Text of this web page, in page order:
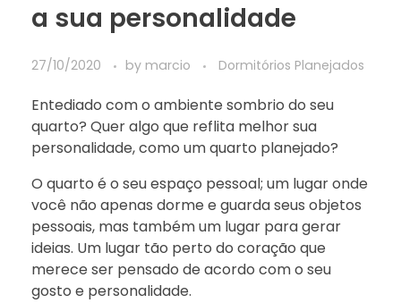
a sua personalidade
27/10/2020 by marcio Dormitórios Planejados
Entediado com o ambiente sombrio do seu
quarto? Quer algo que reflita melhor sua
personalidade, como um quarto planejado?
O quarto é o seu espaço pessoal; um lugar onde
você não apenas dorme e guarda seus objetos
pessoais, mas também um lugar para gerar
ideias. Um lugar tão perto do coração que
merece ser pensado de acordo com o seu
gosto e personalidade.